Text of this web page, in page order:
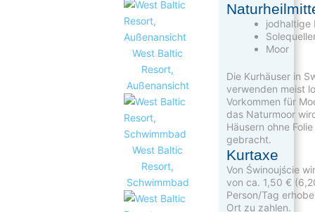
West Baltic
Resort,
Außenansicht
West Baltic
Resort,
Schwimmbad
jodhaltige
Moor
Die Kurhäuser in
verwenden meist
Vorkommen für
das Naturmoor
Häusern ohne
gebracht.
Kurtaxe
Von Świnoujście
von ca. 1,50 €
Person/Tag
Ort zu zahlen.